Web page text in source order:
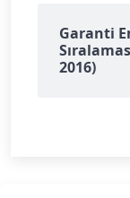
Garanti
2016)